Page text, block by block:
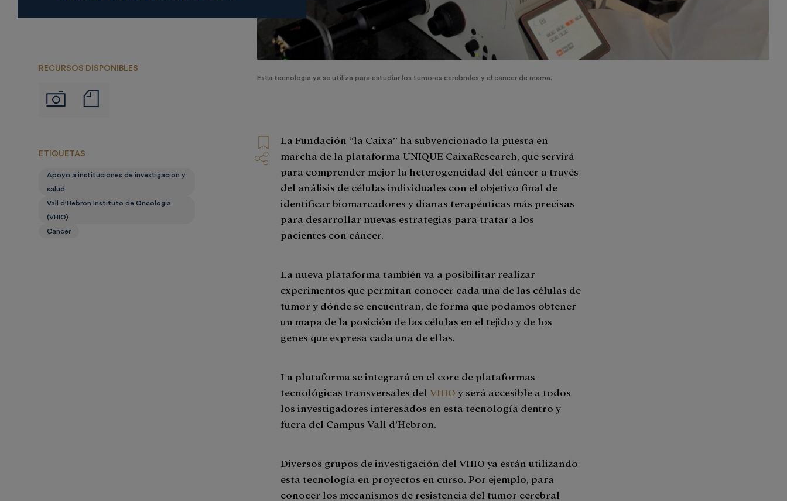
Esta tecnología ya se utiliza para estudiar los tumores cerebrales y el cáncer de mama.
RECURSOS DISPONIBLES
Imágenes
de
La Fundación “la Caixa” ha subvencionado la puesta en
marcha de la plataforma UNIQUE CaixaResearch, que servirá
para comprender mejor la heterogeneidad del cáncer a través
del análisis de células individuales con el objetivo final de
identificar biomarcadores y dianas terapéuticas más precisas
para desarrollar nuevas estrategias para tratar a los
pacientes con cáncer.
La nueva plataforma también va a posibilitar realizar
experimentos que permitan conocer cada una de las células de
tumor y dónde se encuentran, de forma que podamos obtener
un mapa de la posición de las células en el tejido y de los
genes que expresa cada una de ellas.
La plataforma se integrará en el core de plataformas
tecnológicas transversales delVHIO y será accesible a todos
los investigadores interesados en esta tecnología dentro y
fuera del Campus Vall d’Hebron.
Diversos grupos de investigación del VHIO ya están utilizando
esta tecnología en proyectos en curso. Por ejemplo, para
conocer los mecanismos de resistencia del tumor cerebral
ETIQUETAS
Apoyo a instituciones de investigación y
salud
Vall d’Hebron Instituto de Oncología
(VHIO)
Cáncer